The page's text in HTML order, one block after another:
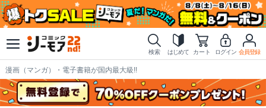
検索 はじめて カート ログイン 会員登録
漫画（マンガ）・電子書籍が国内最大級!!